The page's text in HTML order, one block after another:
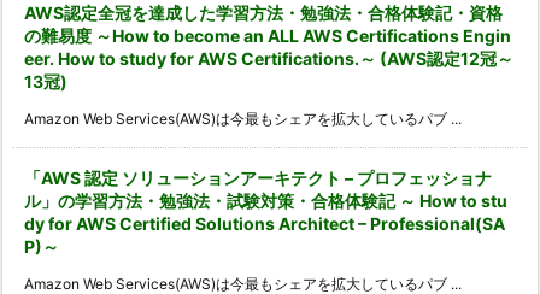
AWS認定全冠を達成した学習方法・勉強法・合格体験記・資格
の難易度 ～How to become an ALL AWS Certifications Engin
eer. How to study for AWS Certifications.～ (AWS認定12冠～
13冠)
Amazon Web Services(AWS)は今最もシェアを拡大しているパブ ...
「AWS 認定 ソリューションアーキテクト – プロフェッショナ
ル」の学習方法・勉強法・試験対策・合格体験記 ～ How to stu
dy for AWS Certified Solutions Architect – Professional(SA
P)～
Amazon Web Services(AWS)は今最もシェアを拡大しているパブ ...